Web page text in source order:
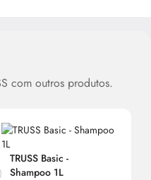
com outros produtos.
TRUSS Basic -
Shampoo 1L